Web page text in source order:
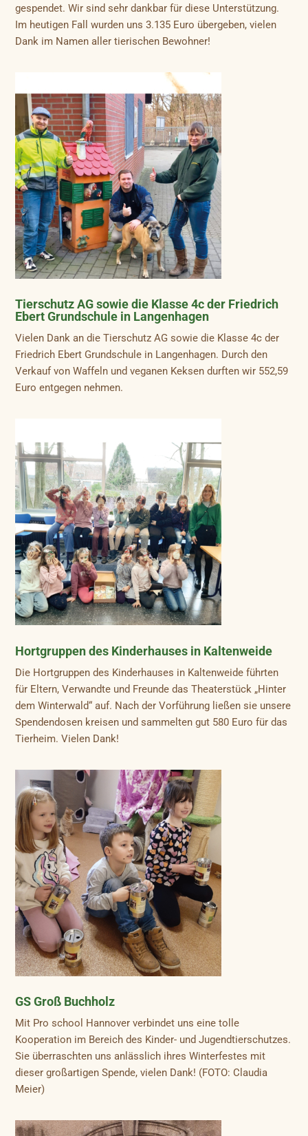
gespendet. Wir sind sehr dankbar für diese Unterstützung.
Im heutigen Fall wurden uns 3.135 Euro übergeben, vielen
Dank im Namen aller tierischen Bewohner!
Tierschutz AG sowie die Klasse 4c der Friedrich
Ebert Grundschule in Langenhagen
Vielen Dank an die Tierschutz AG sowie die Klasse 4c der
Friedrich Ebert Grundschule in Langenhagen. Durch den
Verkauf von Waffeln und veganen Keksen durften wir 552,59
Euro entgegen nehmen.
Hortgruppen des Kinderhauses in Kaltenweide
Die Hortgruppen des Kinderhauses in Kaltenweide führten
für Eltern, Verwandte und Freunde das Theaterstück „Hinter
dem Winterwald“ auf. Nach der Vorführung ließen sie unsere
Spendendosen kreisen und sammelten gut 580 Euro für das
Tierheim. Vielen Dank!
GS Groß Buchholz
Mit Pro school Hannover verbindet uns eine tolle
Kooperation im Bereich des Kinder- und Jugendtierschutzes.
Sie überraschten uns anlässlich ihres Winterfestes mit
dieser großartigen Spende, vielen Dank! (FOTO: Claudia
Meier)